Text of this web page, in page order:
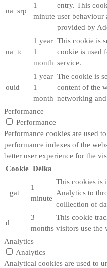
na_srp
1
minute
entry. This
user behaviour
provided by
na_tc
1 year
1
month
This cookie is
cookie is used
service.
ouid
1 year
1
month
The cookie is
content of the
networking
Performance
Performance
Performance cookies are used
performance indexes of the
better user experience for the
Cookie Délka
_gat
1
minute
This cookies is
Analytics to
colllection of
d
3
months
This cookie
visitors use the
Analytics
Analytics
Analytical cookies are used to